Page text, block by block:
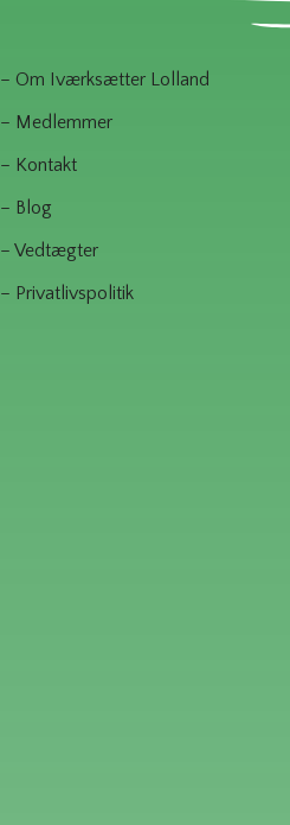
– Om Iværksætter Lolland
– Medlemmer
– Kontakt
– Blog
– Vedtægter
– Privatlivspolitik